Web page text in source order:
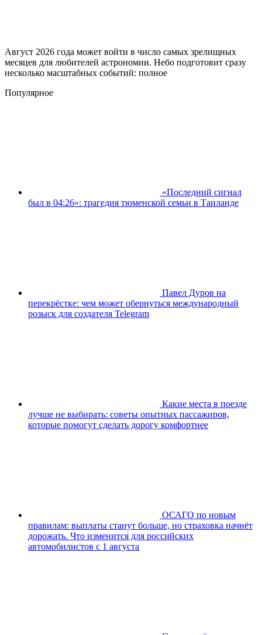
Август 2026 года может войти в число самых зрелищных
месяцев для любителей астрономии. Небо подготовит сразу
несколько масштабных событий: полное
Популярное
«Последний сигнал
был в 04:26»: трагедия тюменской семьи в Таиланде
Павел Дуров на
перекрёстке: чем может обернуться международный
розыск для создателя Telegram
Какие места в поезде
лучше не выбирать: советы опытных пассажиров,
которые помогут сделать дорогу комфортнее
ОСАГО по новым
правилам: выплаты станут больше, но страховка начнёт
дорожать. Что изменится для российских
автомобилистов с 1 августа